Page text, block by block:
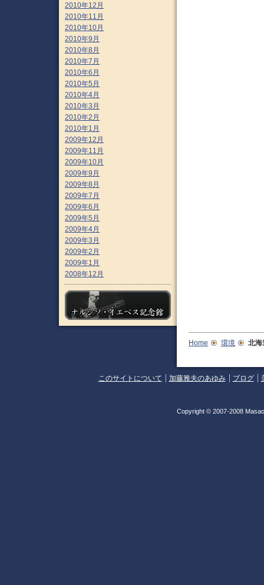
2010年12月
2010年11月
2010年10月
2010年9月
2010年8月
2010年7月
2010年6月
2010年5月
2010年4月
2010年3月
2010年2月
2010年1月
2009年12月
2009年11月
2009年10月
2009年9月
2009年8月
2009年7月
2009年6月
2009年5月
2009年4月
2009年3月
2009年2月
2009年1月
2008年12月
Home 環境 北海
このサイトについて 加藤雅夫のあゆみ ブログ
Copyright © 2007-2008